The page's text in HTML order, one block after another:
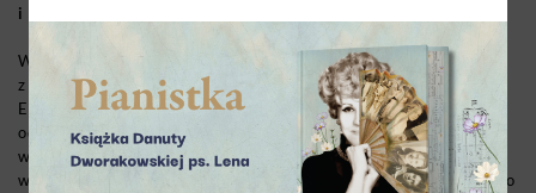
i premierą filmu „Niepodległość”
Wspieranie kultury i dziedzictwa narodowego to jeden
z ważnych obszarów działania CSR PGE Polskiej Grupy
Energetycznej. W 2018 roku z okazji 100. rocznicy
odzyskania przez Polskę niepodległości firma włączyła się
w szereg inicjatyw mających na celu uczczenie tego
wyjątkowego jubileuszu. W partnerstwie z PGE zrealizowano